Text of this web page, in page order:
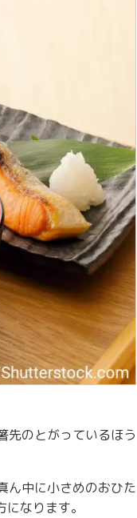
先のとがっているほう
ん中に小さめのおひた
なります。